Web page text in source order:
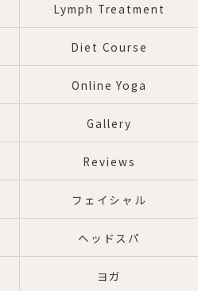
Lymph Treatment
Diet Course
Online Yoga
Gallery
Reviews
フェイシャル
ヘッドスパ
ヨガ